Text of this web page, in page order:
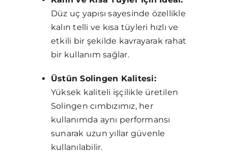
Düz uç yapısı sayesinde özellikle
kalın telli ve kısa tüyleri hızlı ve
etkili bir şekilde kavrayarak rahat
bir kullanım sağlar.
Üstün Solingen Kalitesi:
Yüksek kaliteli işçilikle üretilen
Solingen cımbızımız, her
kullanımda aynı performansı
sunarak uzun yıllar güvenle
kullanılabilir.